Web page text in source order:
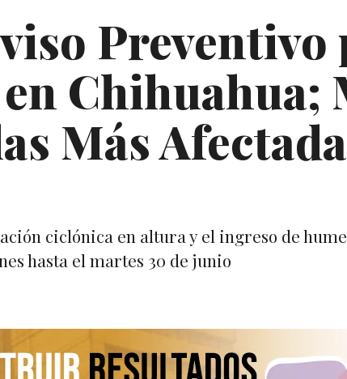
Preventivo
Chihuahua;
Más
ciclónica en altura y el ingreso de
hasta el martes 30 de junio